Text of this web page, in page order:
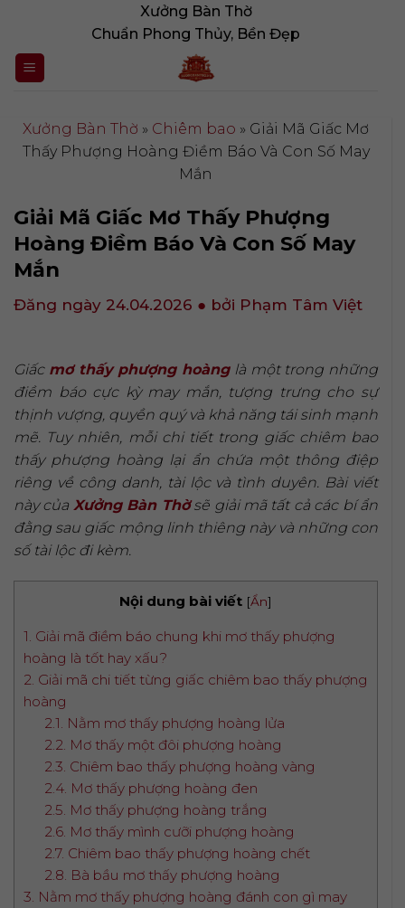
nội
dung
Xưởng Bàn Thờ
Chuẩn Phong Thủy, Bền Đẹp
Xưởng Bàn Thờ » Chiêm bao » Giải Mã Giấc Mơ
Thấy Phượng Hoàng Điềm Báo Và Con Số May
Mắn
Giải Mã Giấc Mơ Thấy Phượng
Hoàng Điềm Báo Và Con Số May
Mắn
Đăng ngày 24.04.2026 ● bởi Phạm Tâm Việt
Giấc mơ thấy phượng hoànglà một trong những
điềm báo cực kỳ may mắn, tượng trưng cho sự
thịnh vượng, quyền quý và khả năng tái sinh mạnh
mẽ. Tuy nhiên, mỗi chi tiết trong giấc chiêm bao
thấy phượng hoàng lại ẩn chứa một thông điệp
riêng về công danh, tài lộc và tình duyên. Bài viết
này của Xưởng Bàn Thờsẽ giải mã tất cả các bí ẩn
đằng sau giấc mộng linh thiêng này và những con
số tài lộc đi kèm.
Nội dung bài viết [Ẩn]
1. Giải mã điềm báo chung khi mơ thấy phượng
hoàng là tốt hay xấu?
2. Giải mã chi tiết từng giấc chiêm bao thấy phượng
hoàng
2.1. Nằm mơ thấy phượng hoàng lửa
2.2. Mơ thấy một đôi phượng hoàng
2.3. Chiêm bao thấy phượng hoàng vàng
2.4. Mơ thấy phượng hoàng đen
2.5. Mơ thấy phượng hoàng trắng
2.6. Mơ thấy mình cưỡi phượng hoàng
2.7. Chiêm bao thấy phượng hoàng chết
2.8. Bà bầu mơ thấy phượng hoàng
3. Nằm mơ thấy phượng hoàng đánh con gì may